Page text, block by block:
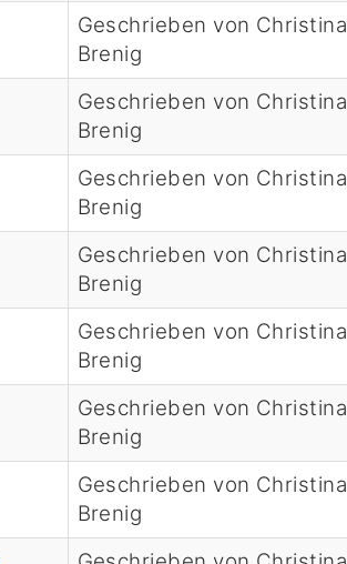
Geschrieben von Christina
Brenig
Geschrieben von Christina
Brenig
Geschrieben von Christina
Brenig
Geschrieben von Christina
Brenig
Geschrieben von Christina
Brenig
Geschrieben von Christina
Brenig
Geschrieben von Christina
Brenig